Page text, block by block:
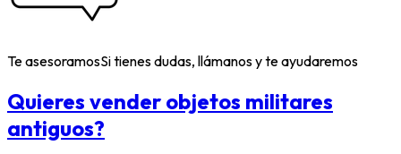
Te asesoramosSi tienes dudas, llámanos y te ayudaremos
Quieres vender objetos militares
antiguos?